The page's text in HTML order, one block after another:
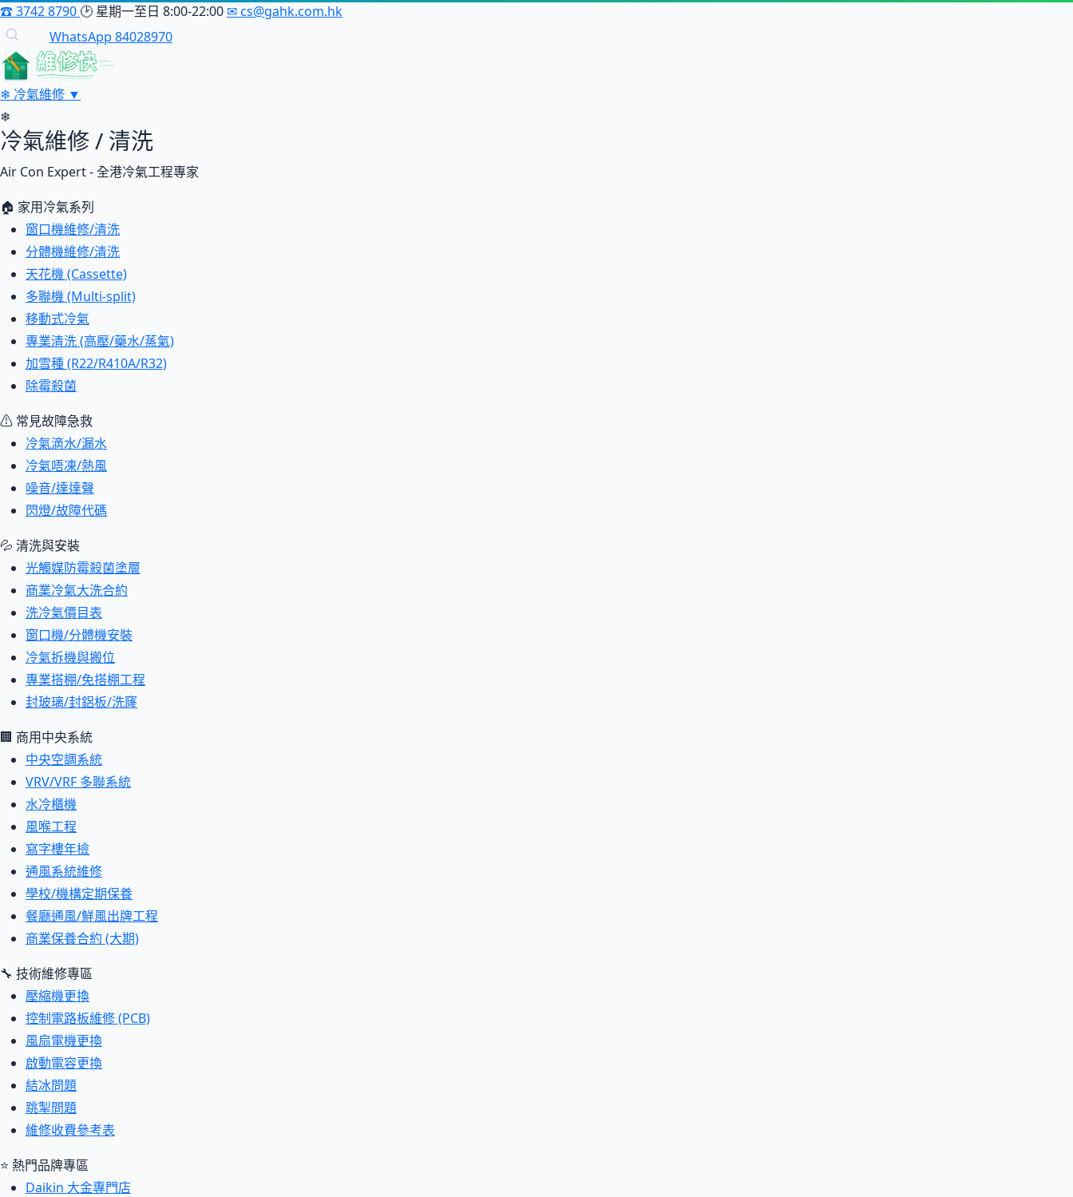
☎3742 8790 🕑 星期一至日 8:00-22:00 ✉cs@gahk.com.hk
WhatsApp 84028970
維修快
❄ 冷氣維修 ▼
❄
冷氣維修 / 清洗
Air Con Expert - 全港冷氣工程專家
🏠 家用冷氣系列
窗口機維修/清洗
分體機維修/清洗
天花機 (Cassette)
多聯機 (Multi-split)
移動式冷氣
專業清洗 (高壓/藥水/蒸氣)
加雪種 (R22/R410A/R32)
除霉殺菌
⚠ 常見故障急救
冷氣滴水/漏水
冷氣唔凍/熱風
噪音/達達聲
閃燈/故障代碼
💦 清洗與安裝
光觸媒防霉殺菌塗層
商業冷氣大洗合約
洗冷氣價目表
窗口機/分體機安裝
冷氣拆機與搬位
專業搭棚/免搭棚工程
封玻璃/封鋁板/洗窿
🏢 商用中央系統
中央空調系統
VRV/VRF 多聯系統
水冷櫃機
風喉工程
寫字樓年檢
通風系統維修
學校/機構定期保養
餐廳通風/鮮風出牌工程
商業保養合約 (大期)
🔧 技術維修專區
壓縮機更換
控制電路板維修 (PCB)
風扇電機更換
啟動電容更換
結冰問題
跳掣問題
維修收費參考表
⭐ 熱門品牌專區
Daikin 大金專門店